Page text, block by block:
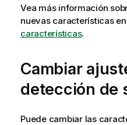
Vea más información
nuevas características en
características.
Cambiar
detección de
Puede cambiar las